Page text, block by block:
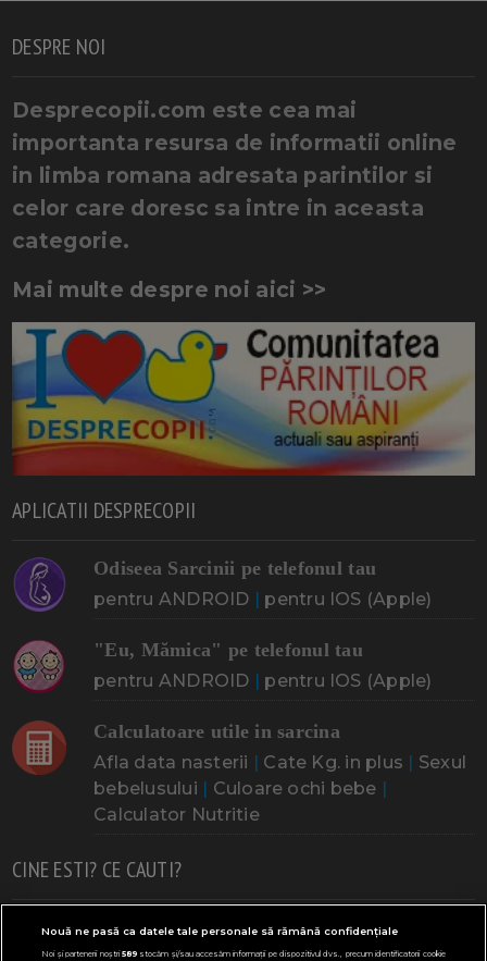
DESPRE NOI
Desprecopii.com este cea mai
importanta resursa de informatii online
in limba romana adresata parintilor si
celor care doresc sa intre in aceasta
categorie.
Mai multe despre noi aici >>
APLICATII DESPRECOPII
Odiseea Sarcinii pe telefonul tau
pentru ANDROID | pentru IOS (Apple)
"Eu, Mămica" pe telefonul tau
pentru ANDROID | pentru IOS (Apple)
Calculatoare utile in sarcina
Afla data nasterii | Cate Kg. in plus | Sexul
bebelusului | Culoare ochi bebe |
Calculator Nutritie
CINE ESTI? CE CAUTI?
Doresc un copil Adoptia Probleme cu sarcina
Nouă ne pasă ca datele tale personale să rămână confidențiale
Noi și partenerii noștri589stocăm și/sau accesăm informații pe dispozitivul dvs., precum identificatorii cookie